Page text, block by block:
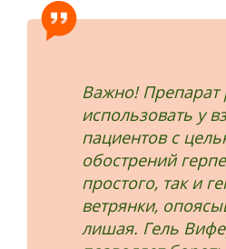
Важно!
использовать у
пациентов с
обострений
простого, так и
ветрянки,
лишая. Гель